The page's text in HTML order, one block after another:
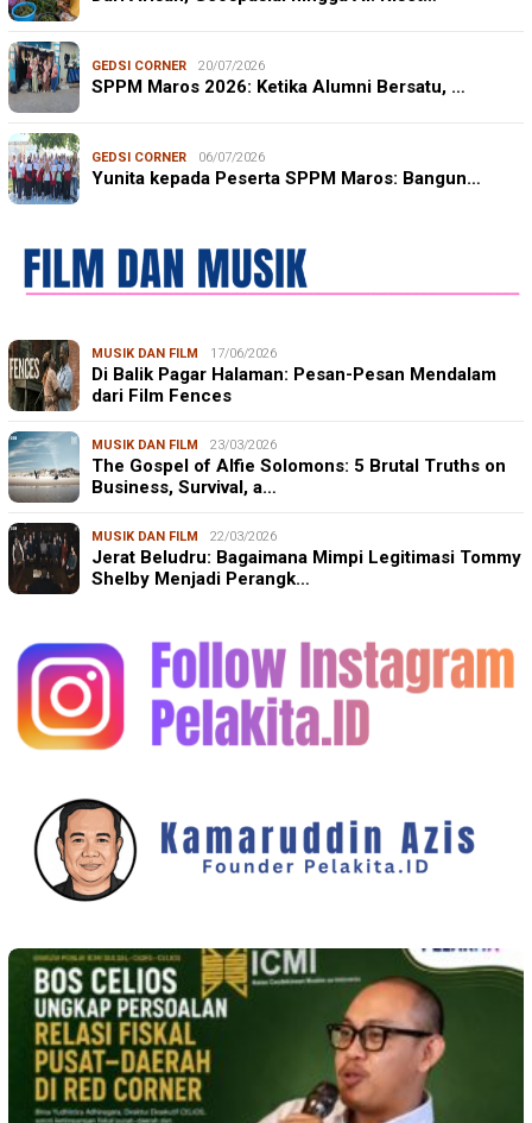
GEDSI CORNER 20/07/2026
SPPM Maros 2026: Ketika Alumni Bersatu, …
GEDSI CORNER 06/07/2026
Yunita kepada Peserta SPPM Maros: Bangun…
MUSIK DAN FILM 17/06/2026
Di Balik Pagar Halaman: Pesan-Pesan Mendalam
dari Film Fences
MUSIK DAN FILM 23/03/2026
The Gospel of Alfie Solomons: 5 Brutal Truths on
Business, Survival, a…
MUSIK DAN FILM 22/03/2026
Jerat Beludru: Bagaimana Mimpi Legitimasi Tommy
Shelby Menjadi Perangk…